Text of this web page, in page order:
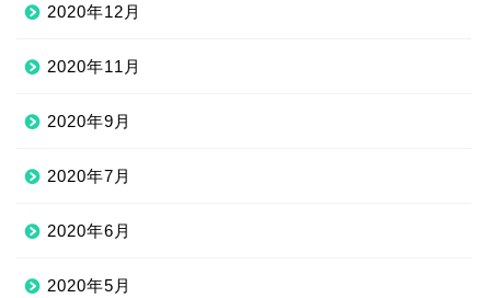
2020年12月
2020年11月
2020年9月
2020年7月
2020年6月
2020年5月